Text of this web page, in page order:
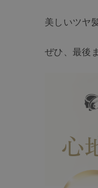
美しいツヤ
ぜひ、最後